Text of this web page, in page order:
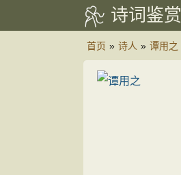
诗词鉴赏
首页 » 诗人 » 谭用之